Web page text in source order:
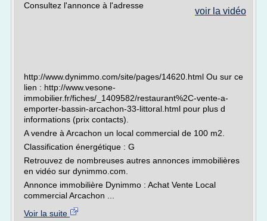
voir la vidéo
Consultez l'annonce à l'adresse
http://www.dynimmo.com/site/pages/14620.html Ou sur ce
lien : http://www.vesone-
immobilier.fr/fiches/_1409582/restaurant%2C-vente-a-
emporter-bassin-arcachon-33-littoral.html pour plus d
informations (prix contacts).
A vendre à Arcachon un local commercial de 100 m2.
Classification énergétique : G
Retrouvez de nombreuses autres annonces immobilières
en vidéo sur dynimmo.com.
Annonce immobilière Dynimmo : Achat Vente Local
commercial Arcachon ...
Voir la suite